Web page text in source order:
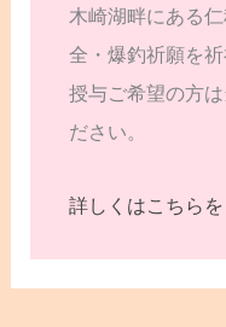
木崎湖畔にある
全・爆釣祈願を
授与ご希望の方
ださい。
詳しくはこちら